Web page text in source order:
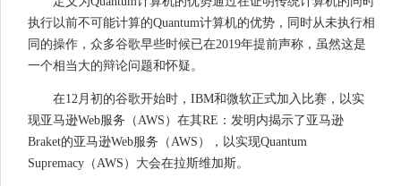
执行以前不可能计算的Quantum计算机的优势，同时从未执行相
同的操作，众多谷歌早些时候已在2019年提前声称，虽然这是
一个相当大的辩论问题和怀疑。
在12月初的谷歌开始时，IBM和微软正式加入比赛，以实
现亚马逊Web服务（AWS）在其RE：发明内揭示了亚马逊
Braket的亚马逊Web服务（AWS），以实现Quantum
Supremacy（AWS）大会在拉斯维加斯。